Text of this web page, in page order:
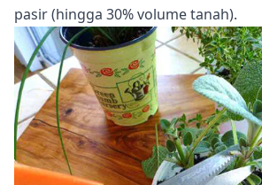
pasir (hingga 30% volume tanah).